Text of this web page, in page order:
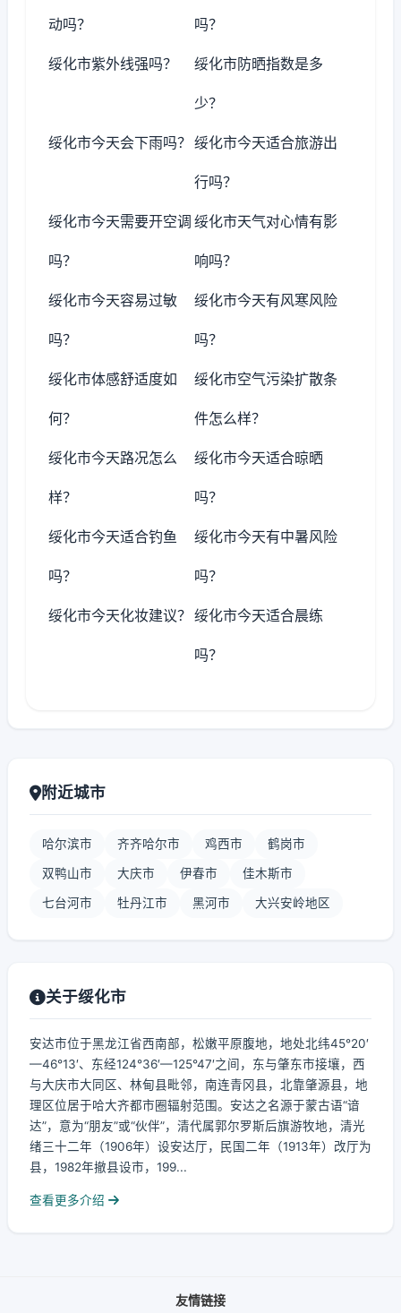
动吗？ 吗？
绥化市紫外线强吗？ 绥化市防晒指数是多
少？
绥化市今天会下雨吗？ 绥化市今天适合旅游出
行吗？
绥化市今天需要开空调
吗？
绥化市天气对心情有影
响吗？
绥化市今天容易过敏
吗？
绥化市今天有风寒风险
吗？
绥化市体感舒适度如
何？
绥化市空气污染扩散条
件怎么样？
绥化市今天路况怎么
样？
绥化市今天适合晾晒
吗？
绥化市今天适合钓鱼
吗？
绥化市今天有中暑风险
吗？
绥化市今天化妆建议？ 绥化市今天适合晨练
吗？
附近城市
哈尔滨市 齐齐哈尔市 鸡西市 鹤岗市
双鸭山市 大庆市 伊春市 佳木斯市
七台河市 牡丹江市 黑河市 大兴安岭地区
关于绥化市
安达市位于黑龙江省西南部，松嫩平原腹地，地处北纬45°20′
—46°13′、东经124°36′—125°47′之间，东与肇东市接壤，西
与大庆市大同区、林甸县毗邻，南连青冈县，北靠肇源县，地
理区位居于哈大齐都市圈辐射范围。安达之名源于蒙古语“谙
达”，意为“朋友”或“伙伴”，清代属郭尔罗斯后旗游牧地，清光
绪三十二年（1906年）设安达厅，民国二年（1913年）改厅为
县，1982年撤县设市，199...
查看更多介绍
友情链接